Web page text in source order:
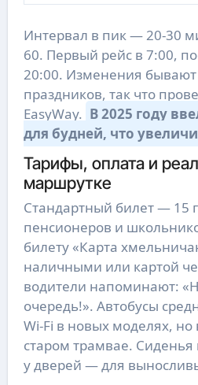
Интервал в пик — 20-30
60. Первый рейс в 7:00,
20:00. Изменения бывают
праздников, так что
EasyWay. В 2025 году
для будней, что
Тарифы, оплата и
маршрутке
Стандартный билет — 15
пенсионеров и
билету «Карта
наличными или картой
водители напоминают:
очередь!». Автобусы
Wi-Fi в новых моделях, но
старом трамвае. Сиденья
у дверей — для